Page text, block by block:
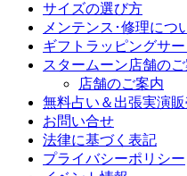
サイズの選び方
メンテンス･修理につ
ギフトラッピングサー
スタームーン店舗の
店舗のご案内
無料占い＆出張実演販
お問い合せ
法律に基づく表記
プライバシーポリシー